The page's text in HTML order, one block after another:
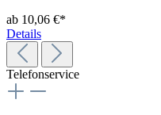
ab 10,06 €*
Details
Telefonservice